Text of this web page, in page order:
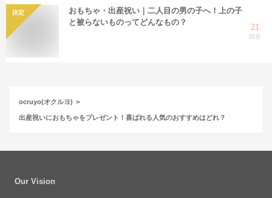
決定
おもちゃ・出産祝い｜二人目の男の子へ！上の子
と被らないものってどんなもの？
21
回答
ocruyo(オクルヨ)
出産祝いにおもちゃをプレゼント！喜ばれる人気のおすすめはどれ？
Our Vision